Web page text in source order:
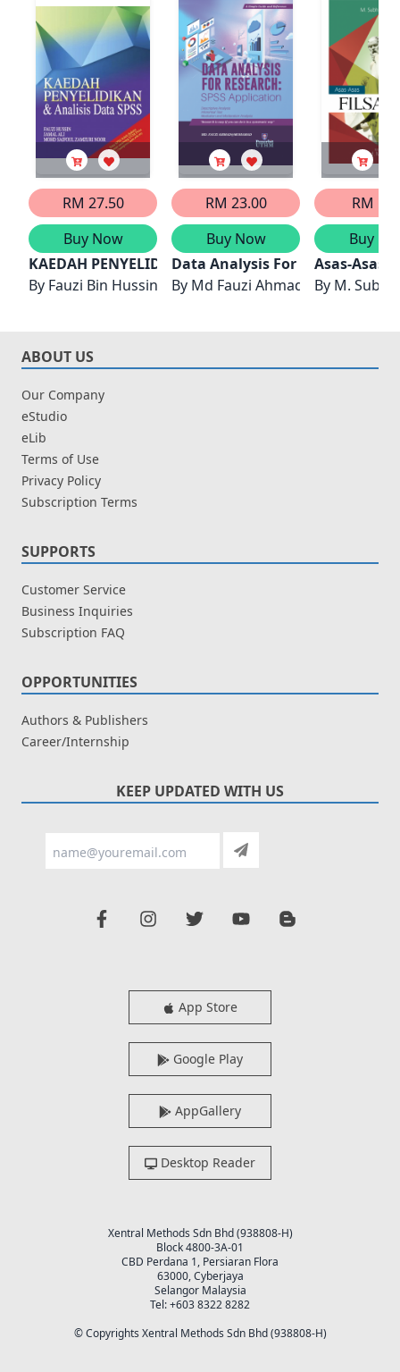
RM 27.50
Buy Now
KAEDAH PENYELIDIKAN & ANALISIS DATA SPSS
By Fauzi Bin Hussin, Jamal Ali & Mohd Saifoul Zamzuri
RM 23.00
Buy Now
Data Analysis For Research :
By Md Fauzi Ahmad@Mohamad
RM
Buy
Asas-Asas
By M.
ABOUT US
Our Company
eStudio
eLib
Terms of Use
Privacy Policy
Subscription Terms
SUPPORTS
Customer Service
Business Inquiries
Subscription FAQ
OPPORTUNITIES
Authors & Publishers
Career/Internship
KEEP UPDATED WITH US
App Store
Google Play
AppGallery
Desktop Reader
Xentral Methods Sdn Bhd (938808-H)
Block 4800-3A-01
CBD Perdana 1, Persiaran Flora
63000, Cyberjaya
Selangor Malaysia
Tel: +603 8322 8282
© Copyrights Xentral Methods Sdn Bhd (938808-H)